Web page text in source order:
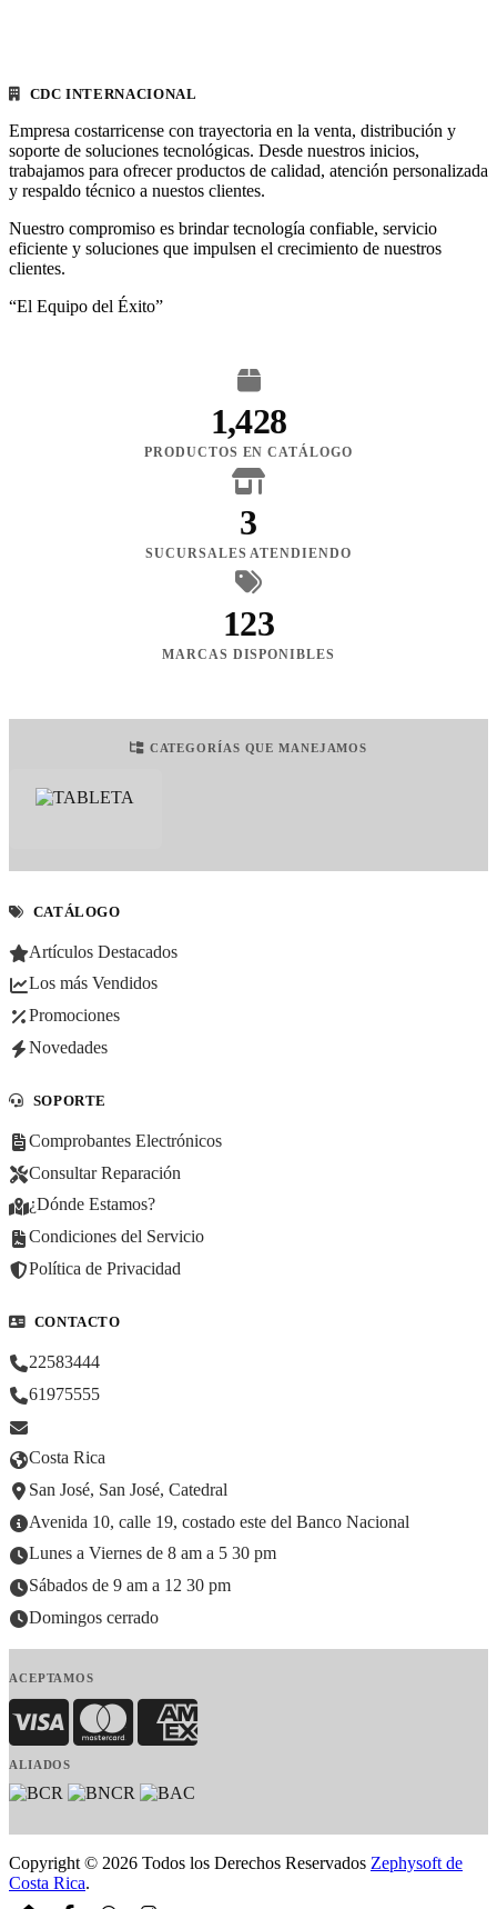
CDC INTERNACIONAL
Empresa costarricense con trayectoria en la venta, distribución y
soporte de soluciones tecnológicas. Desde nuestros inicios,
trabajamos para ofrecer productos de calidad, atención personalizada
y respaldo técnico a nuestos clientes.
Nuestro compromiso es brindar tecnología confiable, servicio
eficiente y soluciones que impulsen el crecimiento de nuestros
clientes.
“El Equipo del Éxito”
1,428
PRODUCTOS EN CATÁLOGO
3
SUCURSALES ATENDIENDO
123
MARCAS DISPONIBLES
CATEGORÍAS QUE MANEJAMOS
CATÁLOGO
Artículos Destacados
Los más Vendidos
Promociones
Novedades
SOPORTE
Comprobantes Electrónicos
Consultar Reparación
¿Dónde Estamos?
Condiciones del Servicio
Política de Privacidad
CONTACTO
22583444
61975555
Costa Rica
San José, San José, Catedral
Avenida 10, calle 19, costado este del Banco Nacional
Lunes a Viernes de 8 am a 5 30 pm
Sábados de 9 am a 12 30 pm
Domingos cerrado
ACEPTAMOS
Visa MasterCardAmerican Express
ALIADOS
Copyright © 2026 Todos los Derechos Reservados Zephysoft de
Costa Rica.